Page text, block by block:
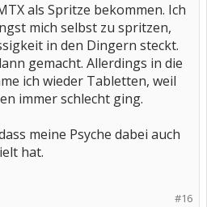
als Spritze bekommen. Ich
mich selbst zu spritzen,
in den Dingern steckt.
gemacht. Allerdings in die
ich wieder Tabletten, weil
immer schlecht ging.
meine Psyche dabei auch
hat.
#16